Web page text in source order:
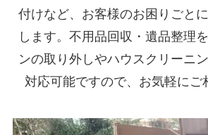
付けなど、お客様のお困りごと
します。不用品回収・遺品整理
ンの取り外しやハウスクリーニ
対応可能ですので、お気軽にご